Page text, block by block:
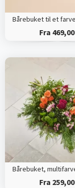
Fra 469,00
Fra 259,00